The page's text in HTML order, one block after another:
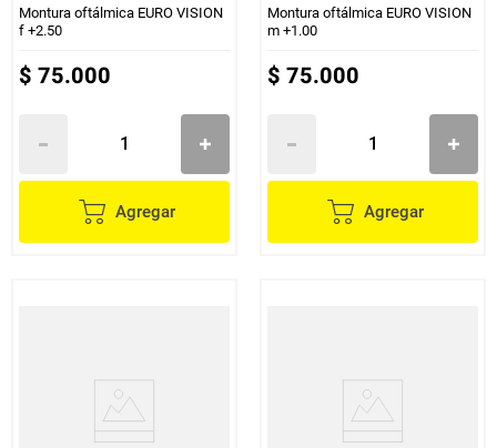
Montura oftálmica EURO VISION
f +2.50
$ 75.000
Agregar
Montura oftálmica EURO VISION
m +1.00
$ 75.000
Agregar